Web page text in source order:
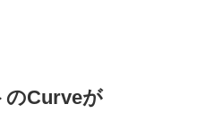
のCurveが